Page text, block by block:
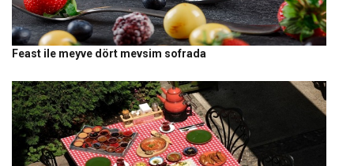
Feast ile meyve dört mevsim sofrada